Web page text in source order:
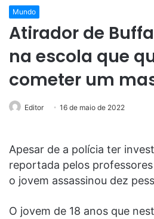
Mundo
Atirador de
na escola que
cometer um
Editor 16 de maio de 2022
Apesar de a polícia ter
reportada pelos
o jovem assassinou dez
O jovem de 18 anos que